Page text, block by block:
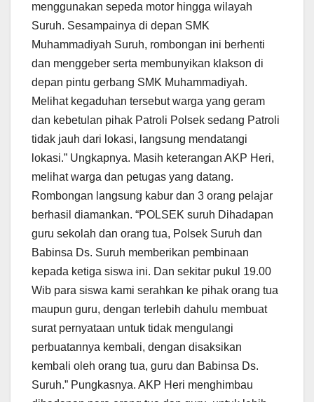
menggunakan sepeda motor hingga wilayah
Suruh. Sesampainya di depan SMK
Muhammadiyah Suruh, rombongan ini berhenti
dan menggeber serta membunyikan klakson di
depan pintu gerbang SMK Muhammadiyah.
Melihat kegaduhan tersebut warga yang geram
dan kebetulan pihak Patroli Polsek sedang Patroli
tidak jauh dari lokasi, langsung mendatangi
lokasi.” Ungkapnya. Masih keterangan AKP Heri,
melihat warga dan petugas yang datang.
Rombongan langsung kabur dan 3 orang pelajar
berhasil diamankan. “POLSEK suruh Dihadapan
guru sekolah dan orang tua, Polsek Suruh dan
Babinsa Ds. Suruh memberikan pembinaan
kepada ketiga siswa ini. Dan sekitar pukul 19.00
Wib para siswa kami serahkan ke pihak orang tua
maupun guru, dengan terlebih dahulu membuat
surat pernyataan untuk tidak mengulangi
perbuatannya kembali, dengan disaksikan
kembali oleh orang tua, guru dan Babinsa Ds.
Suruh.” Pungkasnya. AKP Heri menghimbau